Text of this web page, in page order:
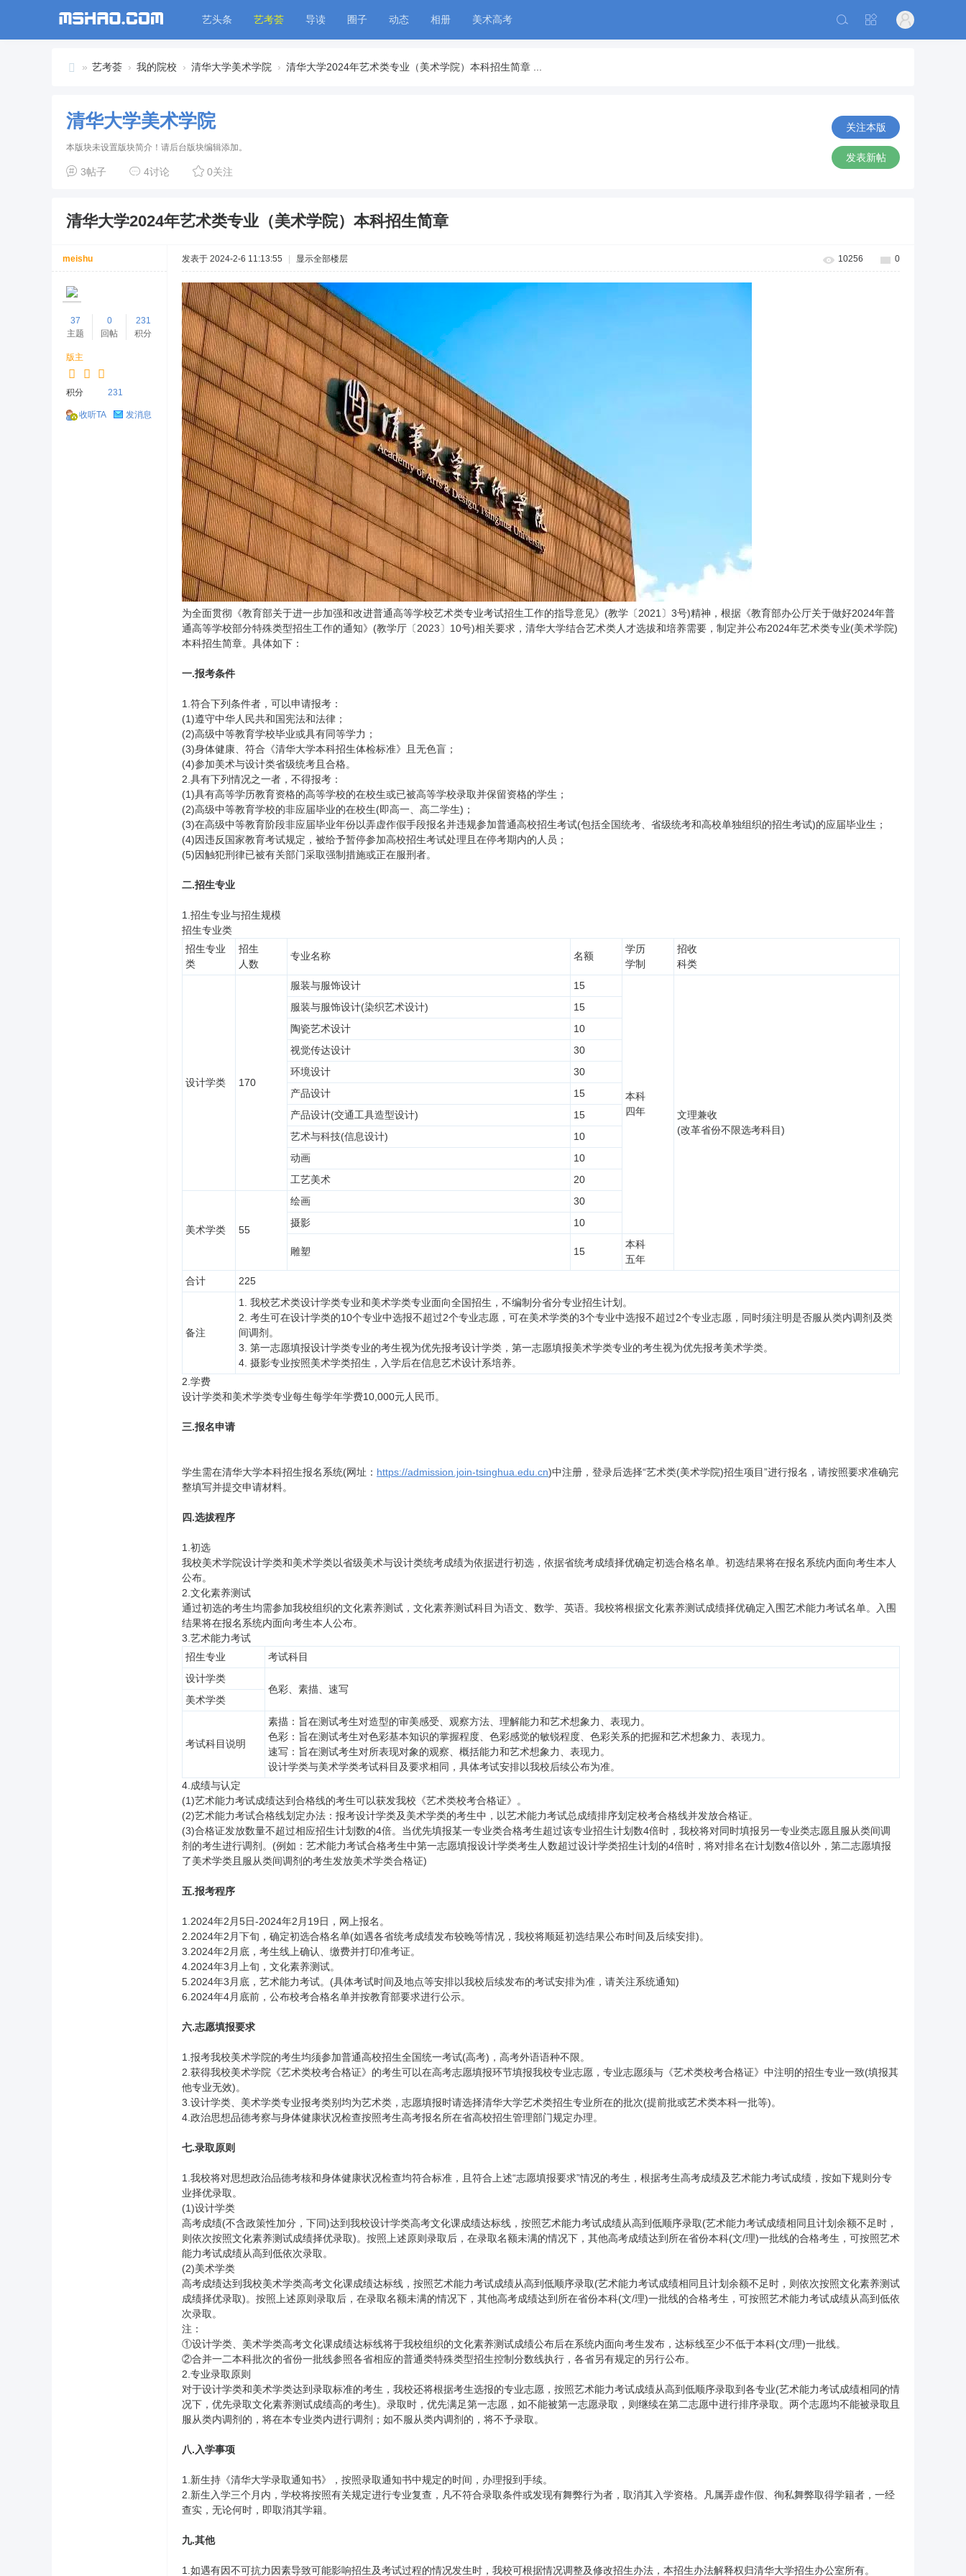
艺头条 艺考荟 导读 圈子 动态 相册 美术高考
考
荟
» 艺考荟 › 我的院校 › 清华大学美术学院 › 清华大学2024年艺术类专业（美术学院）本科招生简章 ...
清华大学美术学院
本版块未设置版块简介！请后台版块编辑添加。
3帖子 4讨论 0关注
关注本版
发表新帖
清华大学2024年艺术类专业（美术学院）本科招生简章
meishu
37
主题
0
回帖
231
积分
版主
积分 231
收听TA 发消息
发表于 2024-2-6 11:13:55 显示全部楼层 10256 0
为全面贯彻《教育部关于进一步加强和改进普通高等学校艺术类专业考试招生工作的指导意见》(教学〔2021〕3号)精神，根据《教育部办公厅关于做好2024年普
通高等学校部分特殊类型招生工作的通知》(教学厅〔2023〕10号)相关要求，清华大学结合艺术类人才选拔和培养需要，制定并公布2024年艺术类专业(美术学院)
本科招生简章。具体如下：
一.报考条件
1.符合下列条件者，可以申请报考：
(1)遵守中华人民共和国宪法和法律；
(2)高级中等教育学校毕业或具有同等学力；
(3)身体健康、符合《清华大学本科招生体检标准》且无色盲；
(4)参加美术与设计类省级统考且合格。
2.具有下列情况之一者，不得报考：
(1)具有高等学历教育资格的高等学校的在校生或已被高等学校录取并保留资格的学生；
(2)高级中等教育学校的非应届毕业的在校生(即高一、高二学生)；
(3)在高级中等教育阶段非应届毕业年份以弄虚作假手段报名并违规参加普通高校招生考试(包括全国统考、省级统考和高校单独组织的招生考试)的应届毕业生；
(4)因违反国家教育考试规定，被给予暂停参加高校招生考试处理且在停考期内的人员；
(5)因触犯刑律已被有关部门采取强制措施或正在服刑者。
二.招生专业
1.招生专业与招生规模
招生专业类
招生专业
类
招生
人数
专业名称 名额
学历
学制
招收
科类
设计学类 170
服装与服饰设计 15
本科
四年
文理兼收
(改革省份不限选考科目)
服装与服饰设计(染织艺术设计)
15
陶瓷艺术设计
10
视觉传达设计
30
环境设计
30
产品设计
15
产品设计(交通工具造型设计)
15
艺术与科技(信息设计)
10
动画
10
工艺美术
20
美术学类 55
绘画
30
摄影
10
雕塑 15
本科
五年
合计
225
备注
1. 我校艺术类设计学类专业和美术学类专业面向全国招生，不编制分省分专业招生计划。
2. 考生可在设计学类的10个专业中选报不超过2个专业志愿，可在美术学类的3个专业中选报不超过2个专业志愿，同时须注明是否服从类内调剂及类
间调剂。
3. 第一志愿填报设计学类专业的考生视为优先报考设计学类，第一志愿填报美术学类专业的考生视为优先报考美术学类。
4. 摄影专业按照美术学类招生，入学后在信息艺术设计系培养。
2.学费
设计学类和美术学类专业每生每学年学费10,000元人民币。
三.报名申请
学生需在清华大学本科招生报名系统(网址： https://admission.join-tsinghua.edu.cn)中注册，登录后选择“艺术类(美术学院)招生项目”进行报名，请按照要求准确完
整填写并提交申请材料。
四.选拔程序
1.初选
我校美术学院设计学类和美术学类以省级美术与设计类统考成绩为依据进行初选，依据省统考成绩择优确定初选合格名单。初选结果将在报名系统内面向考生本人
公布。
2.文化素养测试
通过初选的考生均需参加我校组织的文化素养测试，文化素养测试科目为语文、数学、英语。我校将根据文化素养测试成绩择优确定入围艺术能力考试名单。入围
结果将在报名系统内面向考生本人公布。
3.艺术能力考试
招生专业
考试科目
设计学类
色彩、素描、速写
美术学类
考试科目说明
素描：旨在测试考生对造型的审美感受、观察方法、理解能力和艺术想象力、表现力。
色彩：旨在测试考生对色彩基本知识的掌握程度、色彩感觉的敏锐程度、色彩关系的把握和艺术想象力、表现力。
速写：旨在测试考生对所表现对象的观察、概括能力和艺术想象力、表现力。
设计学类与美术学类考试科目及要求相同，具体考试安排以我校后续公布为准。
4.成绩与认定
(1)艺术能力考试成绩达到合格线的考生可以获发我校《艺术类校考合格证》。
(2)艺术能力考试合格线划定办法：报考设计学类及美术学类的考生中，以艺术能力考试总成绩排序划定校考合格线并发放合格证。
(3)合格证发放数量不超过相应招生计划数的4倍。当优先填报某一专业类合格考生超过该专业招生计划数4倍时，我校将对同时填报另一专业类志愿且服从类间调
剂的考生进行调剂。(例如：艺术能力考试合格考生中第一志愿填报设计学类考生人数超过设计学类招生计划的4倍时，将对排名在计划数4倍以外，第二志愿填报
了美术学类且服从类间调剂的考生发放美术学类合格证)
五.报考程序
1.2024年2月5日-2024年2月19日，网上报名。
2.2024年2月下旬，确定初选合格名单(如遇各省统考成绩发布较晚等情况，我校将顺延初选结果公布时间及后续安排)。
3.2024年2月底，考生线上确认、缴费并打印准考证。
4.2024年3月上旬，文化素养测试。
5.2024年3月底，艺术能力考试。(具体考试时间及地点等安排以我校后续发布的考试安排为准，请关注系统通知)
6.2024年4月底前，公布校考合格名单并按教育部要求进行公示。
六.志愿填报要求
1.报考我校美术学院的考生均须参加普通高校招生全国统一考试(高考)，高考外语语种不限。
2.获得我校美术学院《艺术类校考合格证》的考生可以在高考志愿填报环节填报我校专业志愿，专业志愿须与《艺术类校考合格证》中注明的招生专业一致(填报其
他专业无效)。
3.设计学类、美术学类专业报考类别均为艺术类，志愿填报时请选择清华大学艺术类招生专业所在的批次(提前批或艺术类本科一批等)。
4.政治思想品德考察与身体健康状况检查按照考生高考报名所在省高校招生管理部门规定办理。
七.录取原则
1.我校将对思想政治品德考核和身体健康状况检查均符合标准，且符合上述“志愿填报要求”情况的考生，根据考生高考成绩及艺术能力考试成绩，按如下规则分专
业择优录取。
(1)设计学类
高考成绩(不含政策性加分，下同)达到我校设计学类高考文化课成绩达标线，按照艺术能力考试成绩从高到低顺序录取(艺术能力考试成绩相同且计划余额不足时，
则依次按照文化素养测试成绩择优录取)。按照上述原则录取后，在录取名额未满的情况下，其他高考成绩达到所在省份本科(文/理)一批线的合格考生，可按照艺术
能力考试成绩从高到低依次录取。
(2)美术学类
高考成绩达到我校美术学类高考文化课成绩达标线，按照艺术能力考试成绩从高到低顺序录取(艺术能力考试成绩相同且计划余额不足时，则依次按照文化素养测试
成绩择优录取)。按照上述原则录取后，在录取名额未满的情况下，其他高考成绩达到所在省份本科(文/理)一批线的合格考生，可按照艺术能力考试成绩从高到低依
次录取。
注：
①设计学类、美术学类高考文化课成绩达标线将于我校组织的文化素养测试成绩公布后在系统内面向考生发布，达标线至少不低于本科(文/理)一批线。
②合并一二本科批次的省份一批线参照各省相应的普通类特殊类型招生控制分数线执行，各省另有规定的另行公布。
2.专业录取原则
对于设计学类和美术学类达到录取标准的考生，我校还将根据考生选报的专业志愿，按照艺术能力考试成绩从高到低顺序录取到各专业(艺术能力考试成绩相同的情
况下，优先录取文化素养测试成绩高的考生)。录取时，优先满足第一志愿，如不能被第一志愿录取，则继续在第二志愿中进行排序录取。两个志愿均不能被录取且
服从类内调剂的，将在本专业类内进行调剂；如不服从类内调剂的，将不予录取。
八.入学事项
1.新生持《清华大学录取通知书》，按照录取通知书中规定的时间，办理报到手续。
2.新生入学三个月内，学校将按照有关规定进行专业复查，凡不符合录取条件或发现有舞弊行为者，取消其入学资格。凡属弄虚作假、徇私舞弊取得学籍者，一经
查实，无论何时，即取消其学籍。
九.其他
1.如遇有因不可抗力因素导致可能影响招生及考试过程的情况发生时，我校可根据情况调整及修改招生办法，本招生办法解释权归清华大学招生办公室所有。